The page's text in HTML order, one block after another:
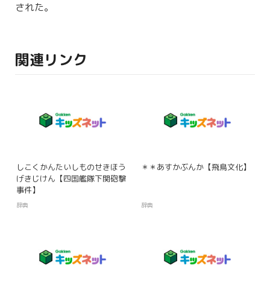
された。
関連リンク
しこくかんたいしものせきほう
げきじけん【四国艦隊下関砲撃
事件】
辞典
＊＊あすかぶんか【飛鳥文化】
辞典